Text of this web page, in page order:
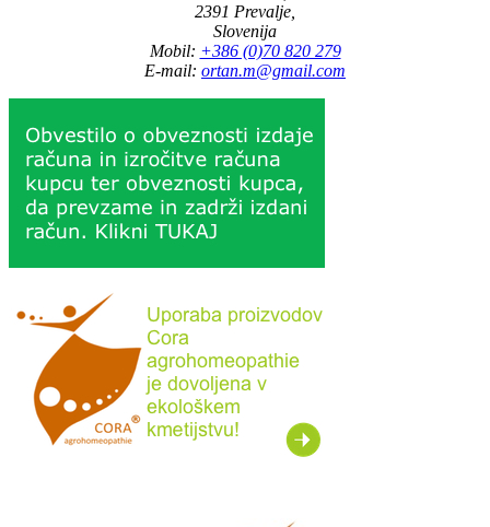
2391 Prevalje,
Slovenija
Mobil: +386 (0)70 820 279
E-mail: ortan.m@gmail.com